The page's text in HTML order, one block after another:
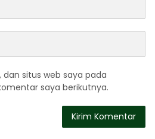
situs web saya pada
saya berikutnya.